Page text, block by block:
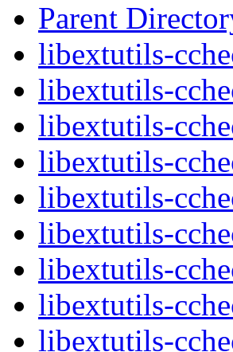
Parent
libextutils-
libextutils-
libextutils-
libextutils-
libextutils-
libextutils-
libextutils-
libextutils-
libextutils-